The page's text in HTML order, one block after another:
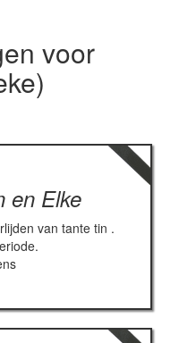
voor
en Elke
van tante tin .